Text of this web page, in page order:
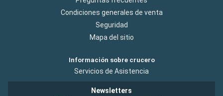
Condiciones generales de venta
Seguridad
Mapa del sitio
Información sobre crucero
Servicios de Asistencia
Newsletters